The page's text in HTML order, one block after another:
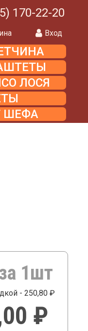
170-22-20
Вход
ЛОСЯ
ШЕФА
1шт
- 250,80 ₽
₽